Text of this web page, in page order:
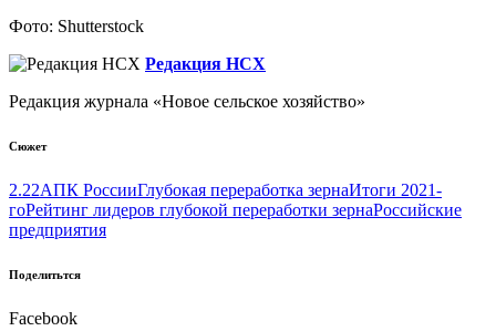
Фото: Shutterstock
Редакция НСХ
Редакция журнала «Новое сельское хозяйство»
Сюжет
2.22АПК РоссииГлубокая переработка зернаИтоги 2021-
гоРейтинг лидеров глубокой переработки зернаРоссийские
предприятия
Поделитьтся
Facebook